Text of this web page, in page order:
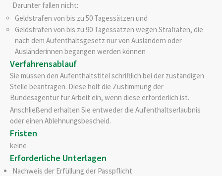
Darunter fallen nicht:
Geldstrafen von bis zu 50 Tagessätzen und
Geldstrafen von bis zu 90 Tagessätzen wegen Straftaten, die
nach dem Aufenthaltsgesetz nur von Ausländern oder
Ausländerinnen begangen werden können
Verfahrensablauf
Sie müssen den Aufenthaltstitel schriftlich bei der zuständigen
Stelle beantragen. Diese holt die Zustimmung der
Bundesagentur für Arbeit ein, wenn diese erforderlich ist.
Anschließend erhalten Sie entweder die Aufenthaltserlaubnis
oder einen Ablehnungsbescheid.
Fristen
keine
Erforderliche Unterlagen
Nachweis der Erfüllung der Passpflicht